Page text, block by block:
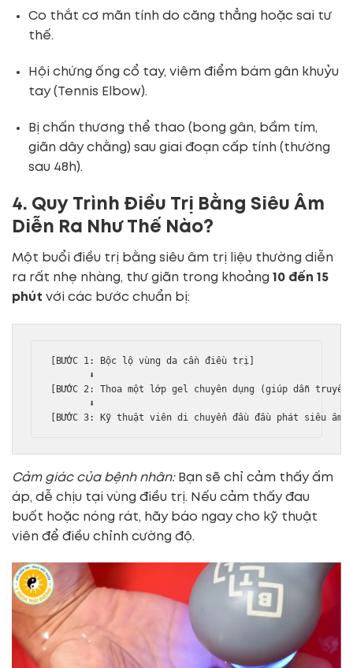
Co thắt cơ mãn tính do căng thẳng hoặc sai tư
thế.
Hội chứng ống cổ tay, viêm điểm bám gân khuỷu
tay (Tennis Elbow).
Bị chấn thương thể thao (bong gân, bầm tím,
giãn dây chằng) sau giai đoạn cấp tính (thường
sau 48h).
4. Quy Trình Điều Trị Bằng Siêu Âm
Diễn Ra Như Thế Nào?
Một buổi điều trị bằng siêu âm trị liệu thường diễn
ra rất nhẹ nhàng, thư giãn trong khoảng 10 đến 15
phút với các bước chuẩn bị:
[BƯỚC 1: Bộc lộ vùng da cần điều trị]
       ⬇
[BƯỚC 2: Thoa một lớp gel chuyên dụng (giúp dẫn
       ⬇
Cảm giác của bệnh nhân:Bạn sẽ chỉ cảm thấy ấm
áp, dễ chịu tại vùng điều trị. Nếu cảm thấy đau
buốt hoặc nóng rát, hãy báo ngay cho kỹ thuật
viên để điều chỉnh cường độ.